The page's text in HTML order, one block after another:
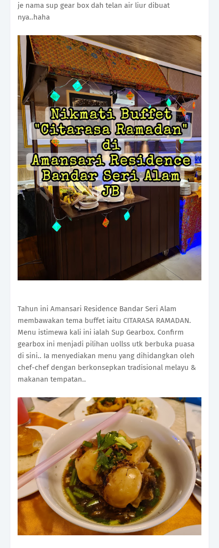
je nama sup gear box dah telan air liur dibuat
nya..haha
Tahun ini Amansari Residence Bandar Seri Alam
membawakan tema buffet iaitu CITARASA RAMADAN.
Menu istimewa kali ini ialah Sup Gearbox. Confirm
gearbox ini menjadi pilihan uollss utk berbuka puasa
di sini.. Ia menyediakan menu yang dihidangkan oleh
chef-chef dengan berkonsepkan tradisional melayu &
makanan tempatan..